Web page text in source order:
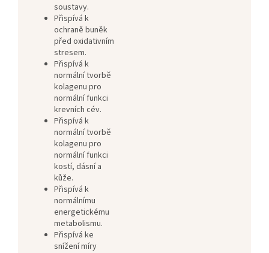
soustavy.
Přispívá k
ochraně buněk
před oxidativním
stresem.
Přispívá k
normální tvorbě
kolagenu pro
normální funkci
krevních cév.
Přispívá k
normální tvorbě
kolagenu pro
normální funkci
kostí, dásní a
kůže.
Přispívá k
normálnímu
energetickému
metabolismu.
Přispívá ke
snížení míry